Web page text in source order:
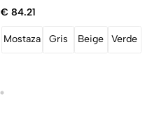
€ 84.21
Mostaza Gris Beige Verde